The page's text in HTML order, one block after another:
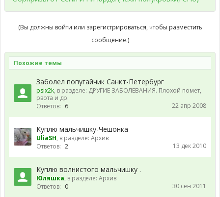
(Вы должны войти или зарегистрироваться, чтобы разместить
сообщение.)
Похожие темы
Заболел попугайчик Санкт-Петербург
psix2k, в разделе: ДРУГИЕ ЗАБОЛЕВАНИЯ. Плохой помет,
рвота и др.
Ответов: 6 22 апр 2008
Куплю мальчишку-Чешонка
UliaSH, в разделе: Архив
Ответов: 2 13 дек 2010
Куплю волнистого мальчишку .
Юляшка, в разделе: Архив
Ответов: 0 30 сен 2011